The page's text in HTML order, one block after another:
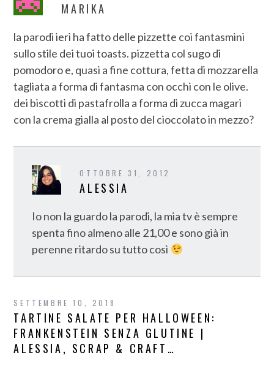
MARIKA
la parodi ieri ha fatto delle pizzette coi fantasmini
sullo stile dei tuoi toasts. pizzetta col sugo di
pomodoro e, quasi a fine cottura, fetta di mozzarella
tagliata a forma di fantasma con occhi con le olive.
dei biscotti di pastafrolla a forma di zucca magari
con la crema gialla al posto del cioccolato in mezzo?
OTTOBRE 31, 2012
ALESSIA
Io non la guardo la parodi, la mia tv è sempre
spenta fino almeno alle 21,00 e sono già in
perenne ritardo su tutto così
SETTEMBRE 10, 2018
TARTINE SALATE PER HALLOWEEN:
FRANKENSTEIN SENZA GLUTINE |
ALESSIA, SCRAP & CRAFT…